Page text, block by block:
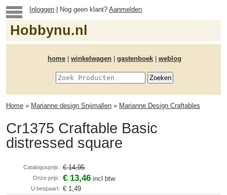
Inloggen | Nog geen klant?Aanmelden
Hobbynu.nl
home winkelwagen gastenboek weblog
Home » Marianne design Snijmallen » Marianne Design Craftables
Cr1375 Craftable Basic
distressed square
Catalogusprijs: € 14,95
Onze prijs: € 13,46 incl btw
U bespaart: € 1,49